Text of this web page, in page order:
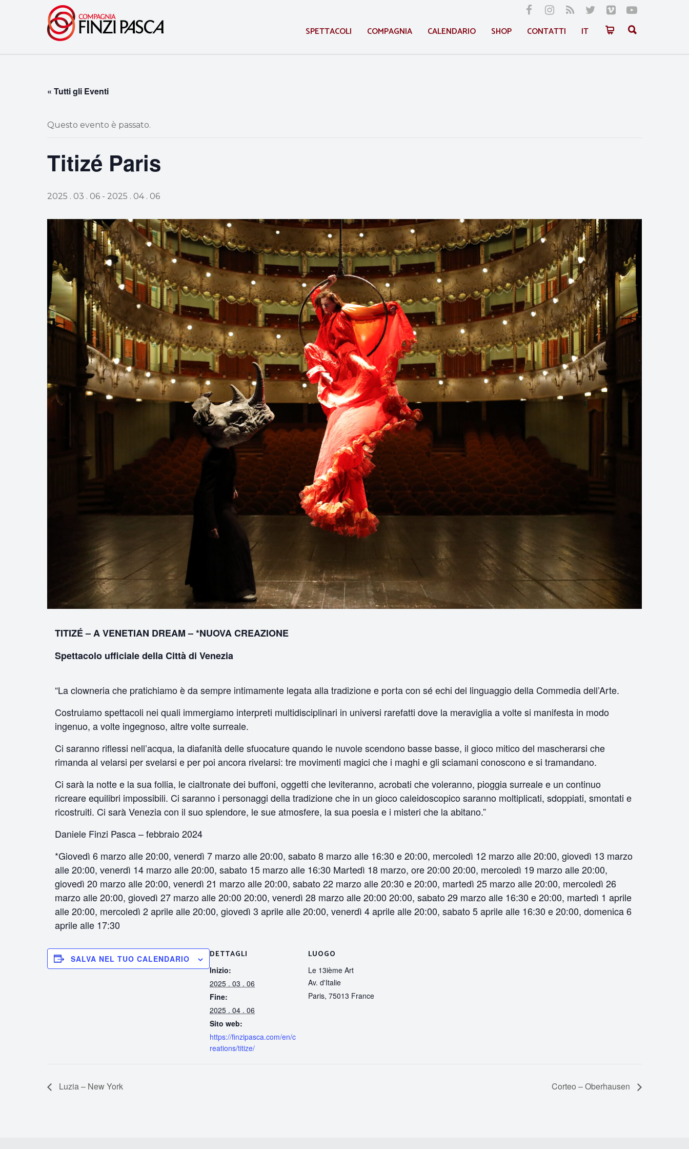
SPETTACOLI COMPAGNIA CALENDARIO SHOP CONTATTI IT
« Tutti gli Eventi
Questo evento è passato.
Titizé Paris
2025 . 03 . 06 - 2025 . 04 . 06
TITIZÉ –A VENETIAN DREAM – *NUOVA CREAZIONE
Spettacolo ufficiale della Città di Venezia
“La clowneria che pratichiamo è da sempre intimamente legata alla tradizione e porta con sé echi del linguaggio della Commedia dell’Arte.
Costruiamo spettacoli nei quali immergiamo interpreti multidisciplinari in universi rarefatti dove la meraviglia a volte si manifesta in modo
ingenuo, a volte ingegnoso, altre volte surreale.
Ci saranno riflessi nell’acqua, la diafanità delle sfuocature quando le nuvole scendono basse basse, il gioco mitico del mascherarsi che
rimanda al velarsi per svelarsi e per poi ancora rivelarsi: tre movimenti magici che i maghi e gli sciamani conoscono e si tramandano.
Ci sarà la notte e la sua follia, le cialtronate dei buffoni, oggetti che leviteranno, acrobati che voleranno, pioggia surreale e un continuo
ricreare equilibri impossibili. Ci saranno i personaggi della tradizione che in un gioco caleidoscopico saranno moltiplicati, sdoppiati, smontati e
ricostruiti. Ci sarà Venezia con il suo splendore, le sue atmosfere, la sua poesia e i misteri che la abitano.”
Daniele Finzi Pasca – febbraio 2024
*Giovedì 6 marzo alle 20:00, venerdì 7 marzo alle 20:00, sabato 8 marzo alle 16:30 e 20:00, mercoledì 12 marzo alle 20:00, giovedì 13 marzo
alle 20:00, venerdì 14 marzo alle 20:00, sabato 15 marzo alle 16:30 Martedì 18 marzo, ore 20:00 20:00, mercoledì 19 marzo alle 20:00,
giovedì 20 marzo alle 20:00, venerdì 21 marzo alle 20:00, sabato 22 marzo alle 20:30 e 20:00, martedì 25 marzo alle 20:00, mercoledì 26
marzo alle 20:00, giovedì 27 marzo alle 20:00 20:00, venerdì 28 marzo alle 20:00 20:00, sabato 29 marzo alle 16:30 e 20:00, martedì 1 aprile
alle 20:00, mercoledì 2 aprile alle 20:00, giovedì 3 aprile alle 20:00, venerdì 4 aprile alle 20:00, sabato 5 aprile alle 16:30 e 20:00, domenica 6
aprile alle 17:30
SALVA NEL TUO CALENDARIO DETTAGLI
Inizio:
2025 . 03 . 06
Fine:
2025 . 04 . 06
Sito web:
https://finzipasca.com/en/c
reations/titize/
LUOGO
Le 13ième Art
Av. d'Italie
Paris, 75013 France
Luzia – New York Corteo – Oberhausen